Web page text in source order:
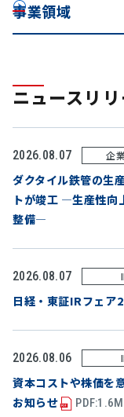
事業領域
ニュースリ
2026.08.07 企
ダクタイル鉄管の生
トが竣工 ―生産性向
整備―
2026.08.07
日経・東証IRフェア
2026.08.06
資本コストや株価を
お知らせ